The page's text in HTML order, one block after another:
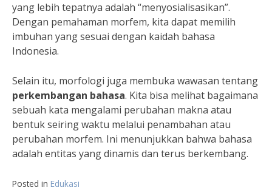
yang lebih tepatnya adalah “menyosialisasikan”.
Dengan pemahaman morfem, kita dapat memilih
imbuhan yang sesuai dengan kaidah bahasa
Indonesia.
Selain itu, morfologi juga membuka wawasan tentang
perkembangan bahasa. Kita bisa melihat bagaimana
sebuah kata mengalami perubahan makna atau
bentuk seiring waktu melalui penambahan atau
perubahan morfem. Ini menunjukkan bahwa bahasa
adalah entitas yang dinamis dan terus berkembang.
Posted in Edukasi